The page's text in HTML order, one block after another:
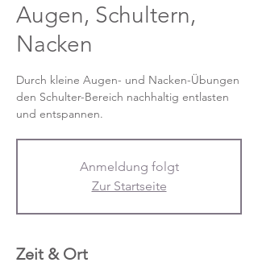
Augen, Schultern,
Nacken
Durch kleine Augen- und Nacken-Übungen
den Schulter-Bereich nachhaltig entlasten
und entspannen.
Anmeldung folgt
Zur Startseite
Zeit & Ort